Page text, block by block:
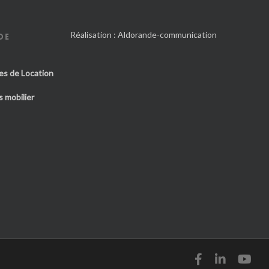
de Location
mobilier
Réalisation :Aldorande-communication